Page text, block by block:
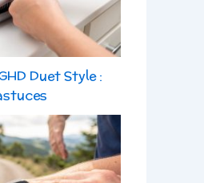
Duet Style :